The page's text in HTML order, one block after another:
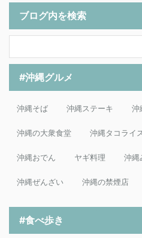
ブログ内を検索
#沖縄グルメ
沖縄そば 沖縄ステーキ 沖
沖縄の大衆食堂 沖縄タコライ
沖縄おでん ヤギ料理 沖縄
沖縄ぜんざい 沖縄の禁煙店
#食べ歩き